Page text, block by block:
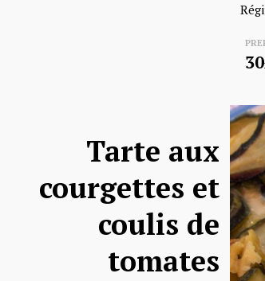
30
Tarte aux
courgettes et
coulis de
tomates